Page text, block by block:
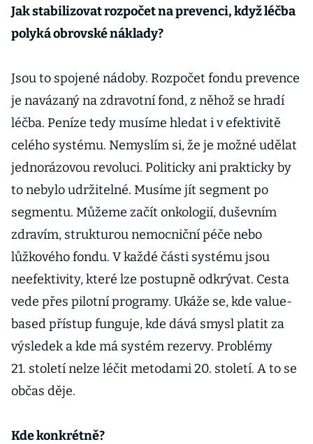
Jak stabilizovat rozpočet na prevenci, když léčba
polyká obrovské náklady?
Jsou to spojené nádoby. Rozpočet fondu prevence
je navázaný na zdravotní fond, z něhož se hradí
léčba. Peníze tedy musíme hledat i v efektivitě
celého systému. Nemyslím si, že je možné udělat
jednorázovou revoluci. Politicky ani prakticky by
to nebylo udržitelné. Musíme jít segment po
segmentu. Můžeme začít onkologií, duševním
zdravím, strukturou nemocniční péče nebo
lůžkového fondu. V každé části systému jsou
neefektivity, které lze postupně odkrývat. Cesta
vede přes pilotní programy. Ukáže se, kde value-
based přístup funguje, kde dává smysl platit za
výsledek a kde má systém rezervy. Problémy
21. století nelze léčit metodami 20. století. A to se
občas děje.
Kde konkrétně?